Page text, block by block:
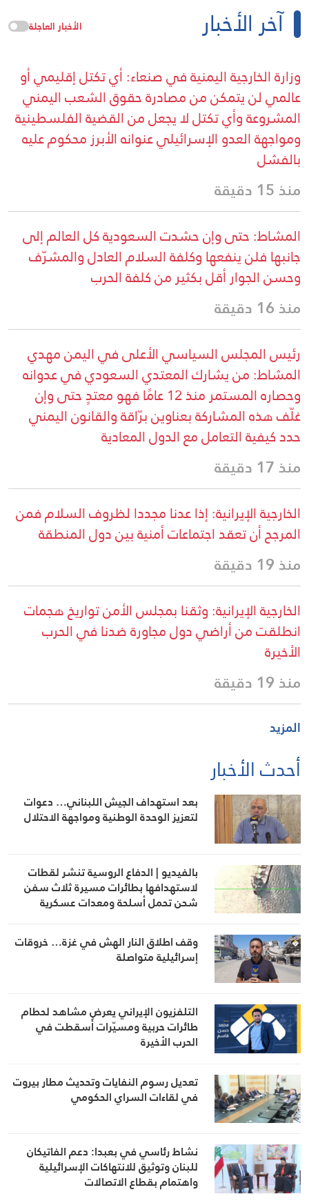
آخر الأخبار الأخبار العاجلة
وزارة الخارجية اليمنية في صنعاء: أي تكتل إقليمي أو
عالمي لن يتمكن من مصادرة حقوق الشعب اليمني
المشروعة وأي تكتل لا يجعل من القضية الفلسطينية
ومواجهة العدو الإسرائيلي عنوانه الأبرز محكوم عليه
بالفشل
منذ 15 دقيقة
المشاط: حتى وإن حشدت السعودية كل العالم إلى
جانبها فلن ينفعها وكلفة السلام العادل والمشرّف
وحسن الجوار أقل بكثير من كلفة الحرب
منذ 16 دقيقة
رئيس المجلس السياسي الأعلى في اليمن مهدي
المشاط: من يشارك المعتدي السعودي في عدوانه
وحصاره المستمر منذ 12 عامًا فهو معتدٍ حتى وإن
غلّف هذه المشاركة بعناوين برّاقة والقانون اليمني
حدد كيفية التعامل مع الدول المعادية
منذ 17 دقيقة
الخارجية الإيرانية: إذا عدنا مجددا لظروف السلام فمن
المرجح أن تعقد اجتماعات أمنية بين دول المنطقة
منذ 19 دقيقة
الخارجية الإيرانية: وثقنا بمجلس الأمن تواريخ هجمات
انطلقت من أراضي دول مجاورة ضدنا في الحرب
الأخيرة
منذ 19 دقيقة
المزيد
أحدث الأخبار
بعد استهداف الجيش اللبناني… دعوات
لتعزيز الوحدة الوطنية ومواجهة الاحتلال
بالفيديو | الدفاع الروسية تنشر لقطات
لاستهدافها بطائرات مسيرة ثلاث سفن
شحن تحمل أسلحة ومعدات عسكرية
وقف اطلاق النار الهش في غزة… خروقات
إسرائيلية متواصلة
التلفزيون الإيراني يعرض مشاهد لحطام
طائرات حربية ومسيّرات أُسقطت في
الحرب الأخيرة
تعديل رسوم النفايات وتحديث مطار بيروت
في لقاءات السراي الحكومي
نشاط رئاسي في بعبدا: دعم الفاتيكان
للبنان وتوثيق للانتهاكات الإسرائيلية
واهتمام بقطاع الاتصالات